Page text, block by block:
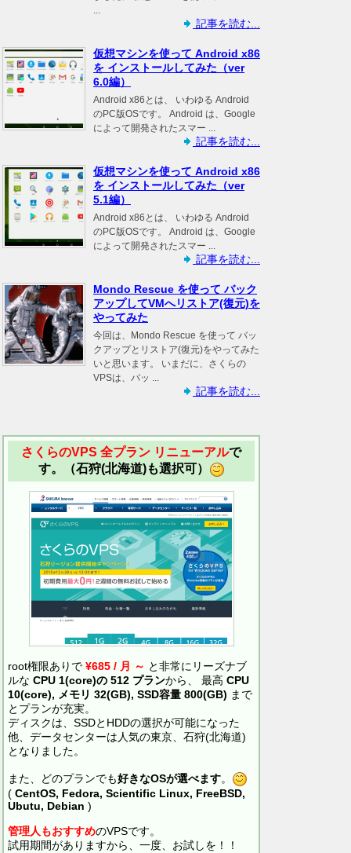
...
記事を読む...
仮想マシンを使って Android x86
を インストールしてみた（ver
6.0編）
Android x86とは、 いわゆる Android
のPC版OSです。 Android は、Google
によって開発されたスマー ...
記事を読む...
仮想マシンを使って Android x86
を インストールしてみた（ver
5.1編）
Android x86とは、 いわゆる Android
のPC版OSです。 Android は、Google
によって開発されたスマー ...
記事を読む...
Mondo Rescue を使って バック
アップしてVMへリストア(復元)を
やってみた
今回は、Mondo Rescue を使って バッ
クアップとリストア(復元)をやってみた
いと思います。 いまだに、さくらの
VPSは、バッ ...
記事を読む...
さくらのVPS 全プラン リニューアルで
す。（石狩(北海道)も選択可）
root権限ありで ¥685 / 月 ～ と非常にリーズナブ
ルな CPU 1(core)の 512 プランから、 最高 CPU
10(core), メモリ 32(GB), SSD容量 800(GB) まで
とプランが充実。
ディスクは、SSDとHDDの選択が可能になった
他、データセンターは人気の東京、石狩(北海道)
となりました。
また、どのプランでも好きなOSが選べます。
( CentOS, Fedora, Scientific Linux, FreeBSD,
Ubutu, Debian )
管理人もおすすめのVPSです。
試用期間がありますから、一度、お試しを！！